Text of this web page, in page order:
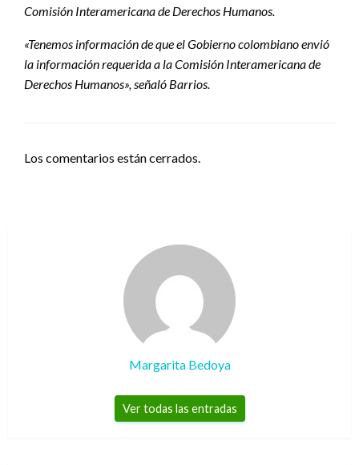
Comisión Interamericana de Derechos Humanos.
«Tenemos información de que el Gobierno colombiano envió
la información requerida a la Comisión Interamericana de
Derechos Humanos», señaló Barrios.
Los comentarios están cerrados.
Margarita Bedoya
Ver todas las entradas